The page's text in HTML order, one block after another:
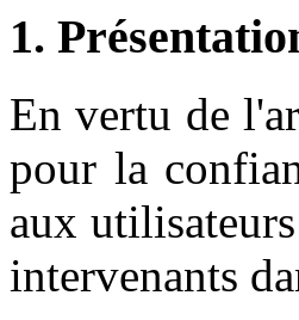
1.
En vertu de
pour la
aux
intervenants